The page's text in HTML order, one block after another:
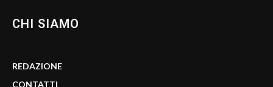
CHI SIAMO
REDAZIONE
CONTATTI